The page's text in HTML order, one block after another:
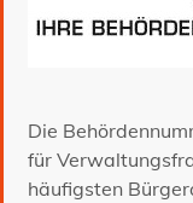
Die
für
häufigsten